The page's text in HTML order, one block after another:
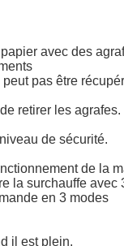
avec des
pas être
retirer les agrafes.
de sécurité.
de la
la surchauffe avec
en 3 modes
il est plein.